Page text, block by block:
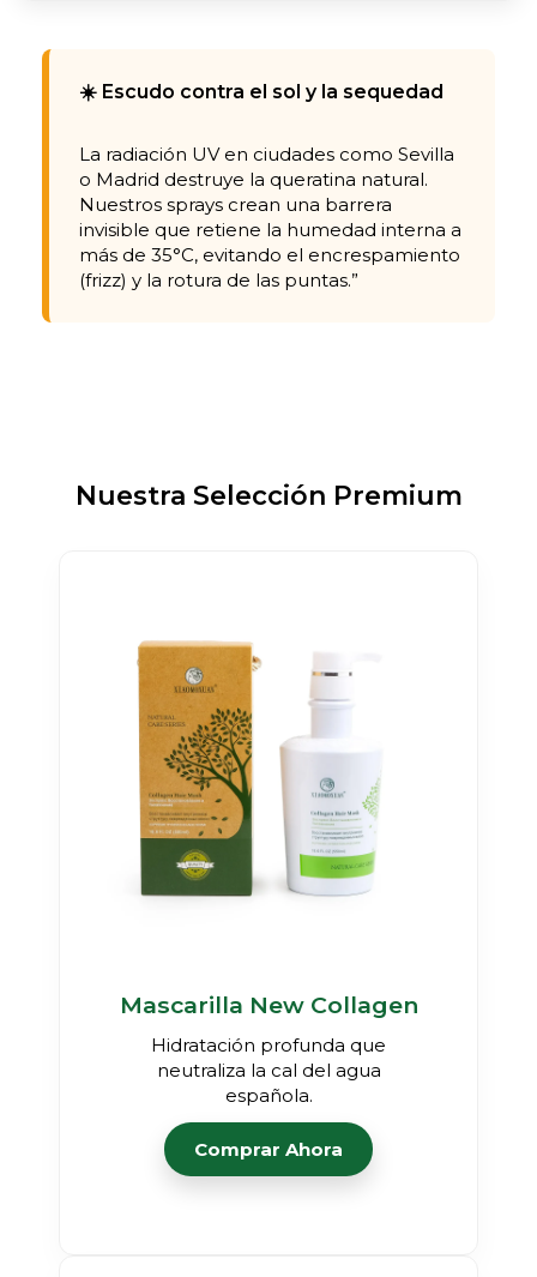
☀️ Escudo contra el sol y la sequedad
La radiación UV en ciudades como Sevilla
o Madrid destruye la queratina natural.
Nuestros sprays crean una barrera
invisible que retiene la humedad interna a
más de 35°C, evitando el encrespamiento
(frizz) y la rotura de las puntas.”
Nuestra Selección Premium
Mascarilla New Collagen
Hidratación profunda que
neutraliza la cal del agua
española.
Comprar Ahora